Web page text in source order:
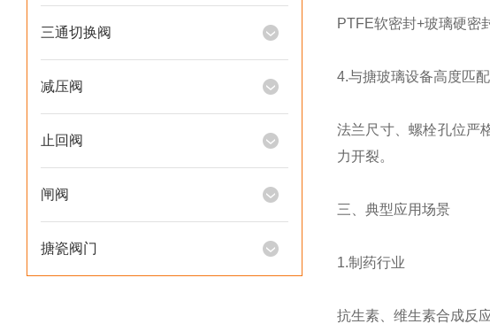
三通切换阀
减压阀
止回阀
闸阀
搪瓷阀门
PTFE软密封+玻璃硬密
4.与搪玻璃设备高度匹配
法兰尺寸、螺栓孔位严
力开裂。
三、典型应用场景
1.制药行业
抗生素、维生素合成反